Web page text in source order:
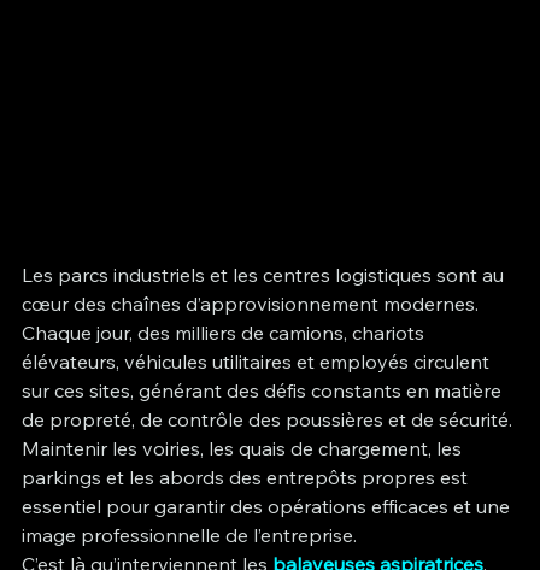
Les parcs industriels et les centres logistiques sont au
cœur des chaînes d’approvisionnement modernes.
Chaque jour, des milliers de camions, chariots
élévateurs, véhicules utilitaires et employés circulent
sur ces sites, générant des défis constants en matière
de propreté, de contrôle des poussières et de sécurité.
Maintenir les voiries, les quais de chargement, les
parkings et les abords des entrepôts propres est
essentiel pour garantir des opérations efficaces et une
image professionnelle de l’entreprise.
C’est là qu’interviennent les balayeuses aspiratrices,